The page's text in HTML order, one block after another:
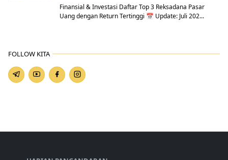
Finansial & Investasi Daftar Top 3 Reksadana Pasar
Uang dengan Return Tertinggi 📅 Update: Juli 202...
FOLLOW KITA